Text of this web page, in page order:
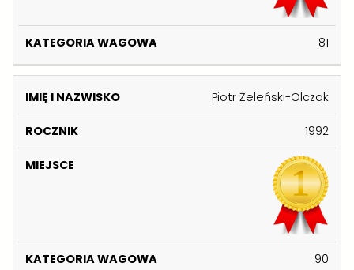
81
Piotr Żeleński-Olczak
1992
90